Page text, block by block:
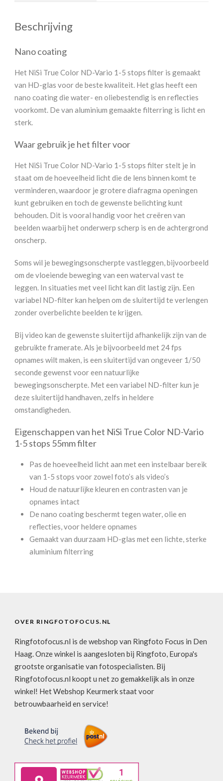
Beschrijving
Nano coating
Het NiSi True Color ND-Vario 1-5 stops filter is gemaakt
van HD-glas voor de beste kwaliteit. Het glas heeft een
nano coating die water- en oliebestendig is en reflecties
voorkomt. De van aluminium gemaakte filterring is licht en
sterk.
Waar gebruik je het filter voor
Het NiSi True Color ND-Vario 1-5 stops filter stelt je in
staat om de hoeveelheid licht die de lens binnen komt te
verminderen, waardoor je grotere diafragma openingen
kunt gebruiken en toch de gewenste belichting kunt
behouden. Dit is vooral handig voor het creëren van
beelden waarbij het onderwerp scherp is en de achtergrond
onscherp.
Soms wil je bewegingsonscherpte vastleggen, bijvoorbeeld
om de vloeiende beweging van een waterval vast te
leggen. In situaties met veel licht kan dit lastig zijn. Een
variabel ND-filter kan helpen om de sluitertijd te verlengen
zonder overbelichte beelden te krijgen.
Bij video kan de gewenste sluitertijd afhankelijk zijn van de
gebruikte framerate. Als je bijvoorbeeld met 24 fps
opnames wilt maken, is een sluitertijd van ongeveer 1/50
seconde gewenst voor een natuurlijke
bewegingsonscherpte. Met een variabel ND-filter kun je
deze sluitertijd handhaven, zelfs in heldere
omstandigheden.
Eigenschappen van het NiSi True Color ND-Vario
1-5 stops 55mm filter
Pas de hoeveelheid licht aan met een instelbaar bereik
van 1-5 stops voor zowel foto’s als video’s
Houd de natuurlijke kleuren en contrasten van je
opnames intact
De nano coating beschermt tegen water, olie en
reflecties, voor heldere opnames
Gemaakt van duurzaam HD-glas met een lichte, sterke
aluminium filterring
OVER RINGFOTOFOCUS.NL
Ringfotofocus.nl is de webshop van Ringfoto Focus in Den
Haag. Onze winkel is aangesloten bij Ringfoto, Europa's
grootste organisatie van fotospecialisten. Bij
Ringfotofocus.nl koopt u net zo gemakkelijk als in onze
winkel! Het Webshop Keurmerk staat voor
betrouwbaarheid en service!